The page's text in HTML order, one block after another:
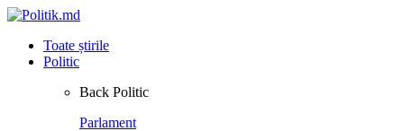
Toate știrile
Politic
Back Politic
Parlament